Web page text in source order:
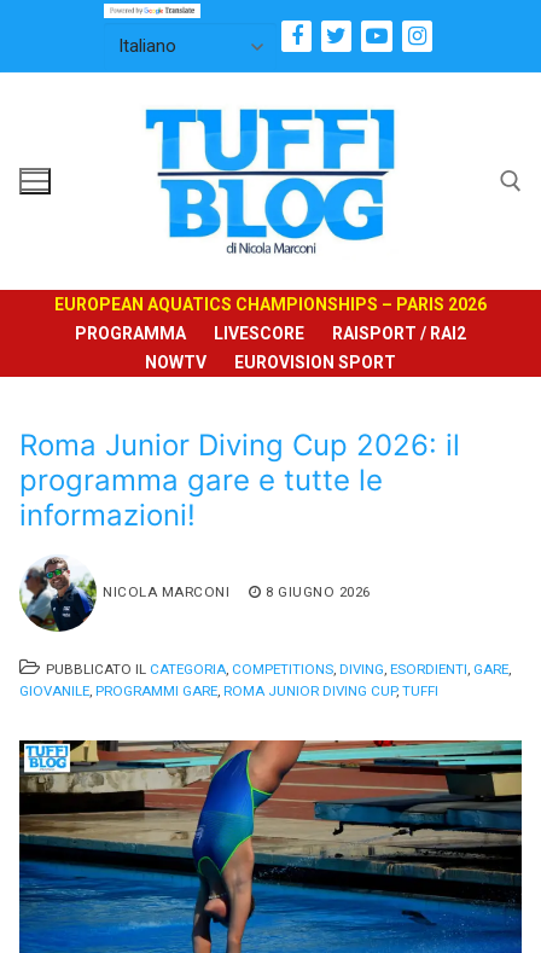
contenuto
EUROPEAN AQUATICS CHAMPIONSHIPS – PARIS 2026
PROGRAMMA
LIVESCORE
RAISPORT / RAI2
NOWTV
EUROVISION SPORT
Roma Junior Diving Cup 2026: il
programma gare e tutte le
informazioni!
NICOLA MARCONI 8 GIUGNO 2026
PUBBLICATO IL CATEGORIA, COMPETITIONS, DIVING, ESORDIENTI, GARE,
GIOVANILE, PROGRAMMI GARE, ROMA JUNIOR DIVING CUP, TUFFI